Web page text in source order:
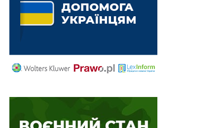
апеляційної інстанції помилковими з огляду на те, що
за правиламиабз. 1 ч. 5 ст. 10Закону України «Про
комунальних підприємств без проведення конкурсу,
незважаючи на загальну вимогу закону про
Аналіз законодавства, якими урегульовано спірні